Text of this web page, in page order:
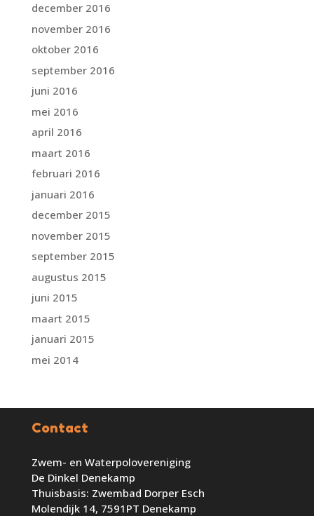
december 2016
november 2016
oktober 2016
september 2016
juni 2016
mei 2016
april 2016
maart 2016
februari 2016
januari 2016
december 2015
november 2015
september 2015
augustus 2015
juni 2015
maart 2015
januari 2015
mei 2014
Contact
Zwem- en Waterpolovereniging
De Dinkel Denekamp
Thuisbasis: Zwembad Dorper Esch
Molendijk 14, 7591PT Denekamp